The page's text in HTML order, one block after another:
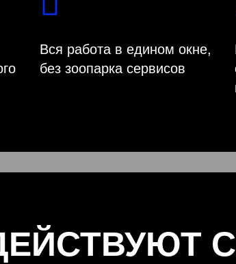
Вся работа в едином окне,
без зоопарка сервисов